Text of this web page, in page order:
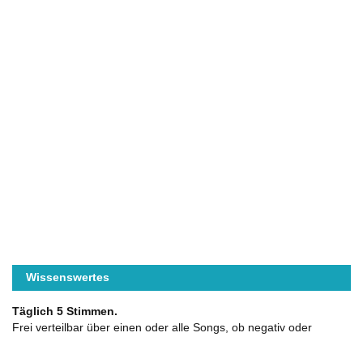
Wissenswertes
Täglich 5 Stimmen.
Frei verteilbar über einen oder alle Songs, ob negativ oder